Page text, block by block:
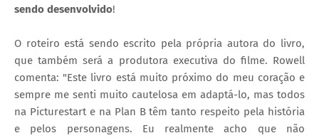
sendo desenvolvido!
O roteiro está sendo escrito pela própria autora do livro,
que também será a produtora executiva do filme. Rowell
comenta: "Este livro está muito próximo do meu coração e
sempre me senti muito cautelosa em adaptá-lo, mas todos
na Picturestart e na Plan B têm tanto respeito pela história
e pelos personagens. Eu realmente acho que não